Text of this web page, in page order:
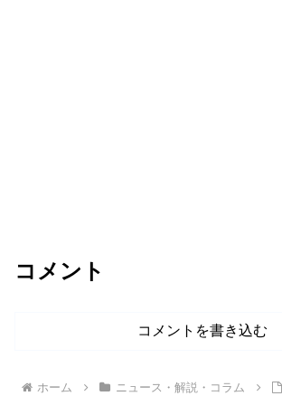
コメント
コメントを書き込む
ホーム ニュース・解説・コラム